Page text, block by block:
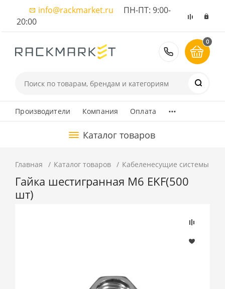
info@rackmarket.ru ПН-ПТ: 9:00-
20:00
8 (495)
0
Производители Компания Оплата ...
Каталог товаров
Главная Каталог товаров Кабеленесущие системы
Гайка шестигранная М6 EKF(500
шт)